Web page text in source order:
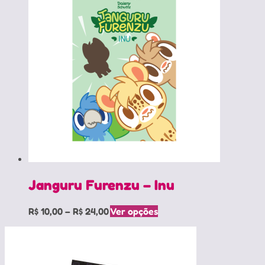
Janguru Furenzu – Inu
R$ 10,00 – R$ 24,00Price
Ver opçõesEste